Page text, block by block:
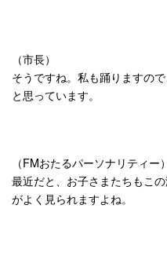
（市長）
そうですね。私も踊りますの
と思っています。
（FMおたるパーソナリティー）
最近だと、お子さまたちもこ
がよく見られますよね。